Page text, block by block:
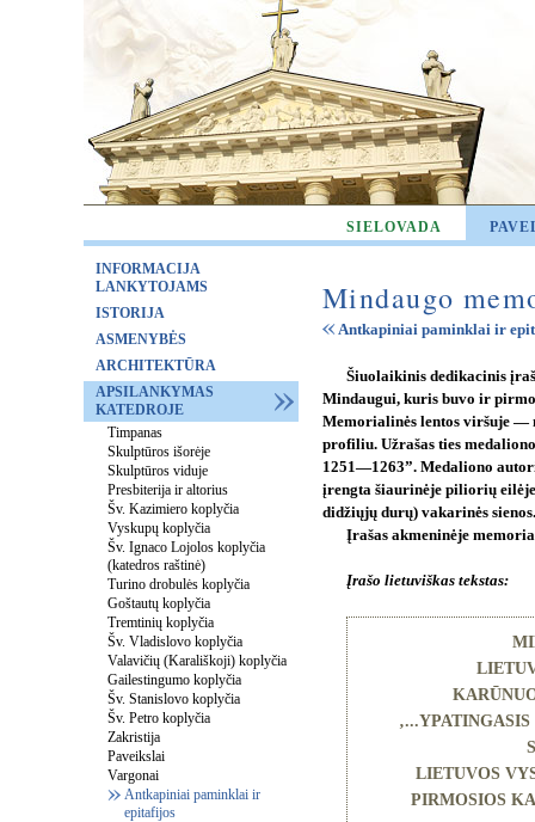
SIELOVADA
INFORMACIJA
LANKYTOJAMS
ISTORIJA
ASMENYBĖS
ARCHITEKTŪRA
APSILANKYMAS
KATEDROJE
Timpanas
Skulptūros išorėje
Skulptūros viduje
Presbiterija ir altorius
Šv. Kazimiero koplyčia
Vyskupų koplyčia
Šv. Ignaco Lojolos koplyčia
(katedros raštinė)
Turino drobulės koplyčia
Goštautų koplyčia
Tremtinių koplyčia
Šv. Vladislovo koplyčia
Valavičių (Karališkoji) koplyčia
Gailestingumo koplyčia
Šv. Stanislovo koplyčia
Šv. Petro koplyčia
Zakristija
Paveikslai
Vargonai
Antkapiniai paminklai ir
epitafijos
Mindaugo
Antkapiniai paminklai ir
Šiuolaikinis dedikacinis
Mindaugui, kuris buvo ir
Memorialinės lentos viršuje —
profiliu. Užrašas ties
1251—1263”. Medaliono
įrengta šiaurinėje piliorių
didžiųjų durų) vakarinės sienos.
Įrašas akmeninėje
Įrašo lietuviškas tekstas:
LIETUVOS
PIRMOSIOS